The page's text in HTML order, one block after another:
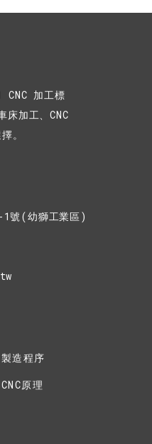
CNC 加工標
床加工、CNC
。
1號(幼獅工業區)
製造程序
CNC原理